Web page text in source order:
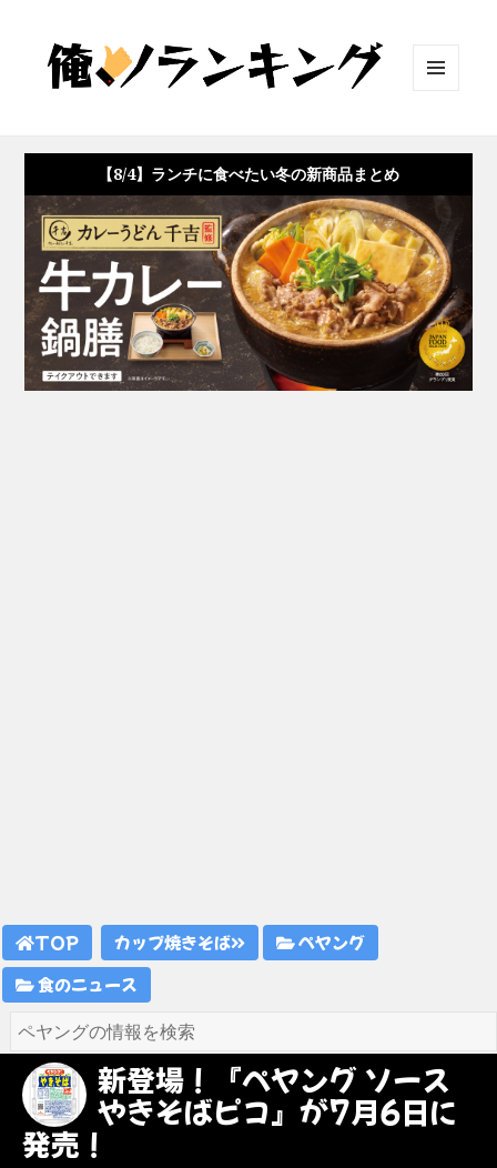
ット
【8/4】ランチに食べたい冬の新商品まとめ
TOP カップ焼きそば
ペヤング
食のニュース
新登場！『ペヤング ソース
やきそばピコ』が7月6日に
発売！